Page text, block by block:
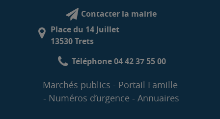
Contacter la mairie
Place du 14 Juillet
13530 Trets
Téléphone 04 42 37 55 00
Marchés publics
Portail Famille
Numéros d’urgence
Annuaires